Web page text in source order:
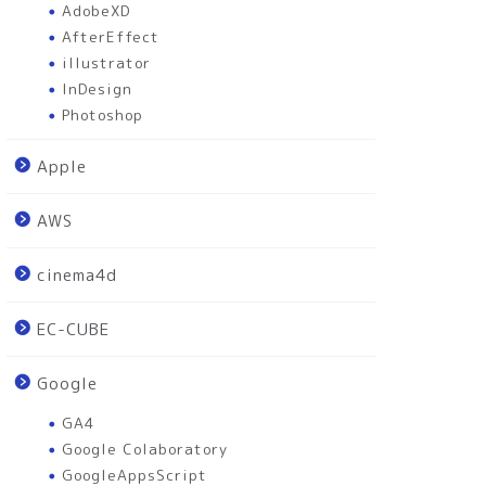
AdobeXD
AfterEffect
illustrator
InDesign
Photoshop
Apple
AWS
cinema4d
EC-CUBE
Google
GA4
Google Colaboratory
GoogleAppsScript